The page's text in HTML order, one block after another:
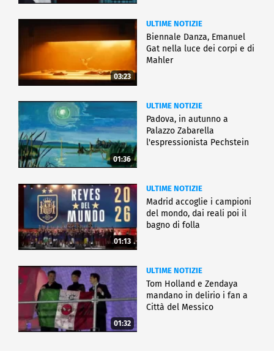
03:23
ULTIME NOTIZIE
Biennale Danza, Emanuel
Gat nella luce dei corpi e di
Mahler
01:36
ULTIME NOTIZIE
Padova, in autunno a
Palazzo Zabarella
l'espressionista Pechstein
01:13
ULTIME NOTIZIE
Madrid accoglie i campioni
del mondo, dai reali poi il
bagno di folla
01:32
ULTIME NOTIZIE
Tom Holland e Zendaya
mandano in delirio i fan a
Città del Messico